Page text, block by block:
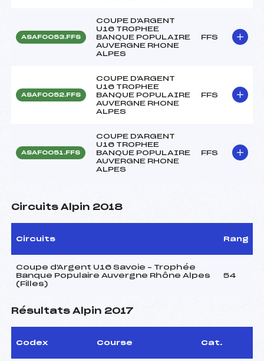
ASAF0053.FFS
COUPE D'ARGENT
U16 TROPHEE
BANQUE POPULAIRE
AUVERGNE RHONE
ALPES
FFS
ASAF0052.FFS
COUPE D'ARGENT
U16 TROPHEE
BANQUE POPULAIRE
AUVERGNE RHONE
ALPES
FFS
ASAF0051.FFS
COUPE D'ARGENT
U16 TROPHEE
BANQUE POPULAIRE
AUVERGNE RHONE
ALPES
FFS
Circuits Alpin 2018
Circuits Rang
Coupe d'Argent U16 Savoie – Trophée
Banque Populaire Auvergne Rhône Alpes
(Filles)
54
Résultats Alpin 2017
Codex Course Cat.